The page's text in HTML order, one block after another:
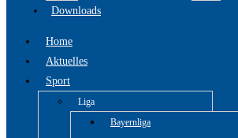
Downloads
Home
Aktuelles
Sport
Liga
Bayernliga